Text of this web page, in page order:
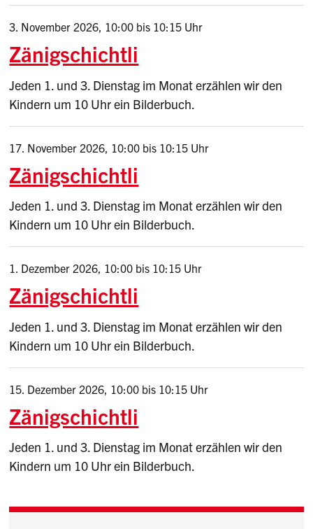
Zänigschichtli
3. November 2026, 10:00 bis 10:15 Uhr
Jeden 1. und 3. Dienstag im Monat erzählen wir den
Kindern um 10 Uhr ein Bilderbuch.
Zänigschichtli
17. November 2026 10:00 bis 10:15 Uhr
Jeden 1. und 3. Dienstag im Monat erzählen wir den
Kindern um 10 Uhr ein Bilderbuch.
Zänigschichtli
1. Dezember 2026, 10:00 bis 10:15 Uhr
Jeden 1. und 3. Dienstag im Monat erzählen wir den
Kindern um 10 Uhr ein Bilderbuch.
Zänigschichtli
15. Dezember 2026 10:00 bis 10:15 Uhr
Jeden 1. und 3. Dienstag im Monat erzählen wir den
Kindern um 10 Uhr ein Bilderbuch.